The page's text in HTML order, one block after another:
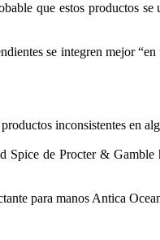
que estos productos
se integren mejor
inconsistentes en
de Procter &
para manos Antica